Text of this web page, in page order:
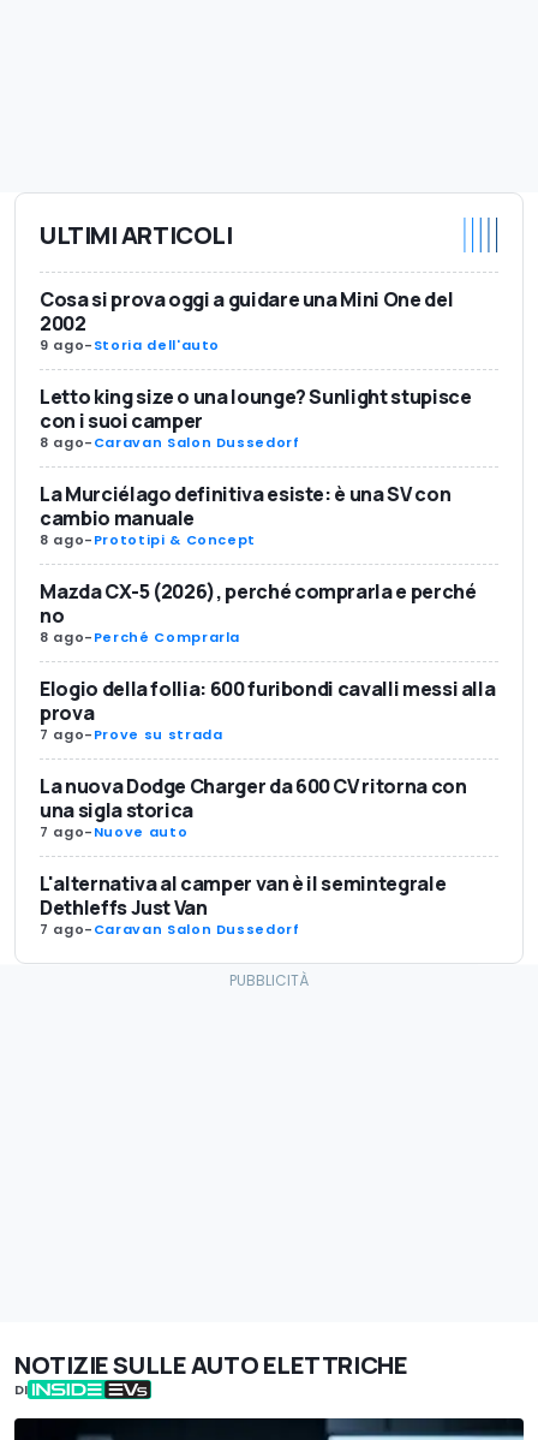
ULTIMI ARTICOLI
Cosa si prova oggi a guidare una Mini One del
2002
9 ago-Storia dell'auto
Letto king size o una lounge? Sunlight stupisce
con i suoi camper
8 ago-Caravan Salon Dussedorf
La Murciélago definitiva esiste: è una SV con
cambio manuale
8 ago-Prototipi & Concept
Mazda CX-5 (2026), perché comprarla e perché
no
8 ago-Perché Comprarla
Elogio della follia: 600 furibondi cavalli messi alla
prova
7 ago-Prove su strada
La nuova Dodge Charger da 600 CV ritorna con
una sigla storica
7 ago-Nuove auto
L'alternativa al camper van è il semintegrale
Dethleffs Just Van
7 ago-Caravan Salon Dussedorf
NOTIZIE SULLE AUTO ELETTRICHE
DI